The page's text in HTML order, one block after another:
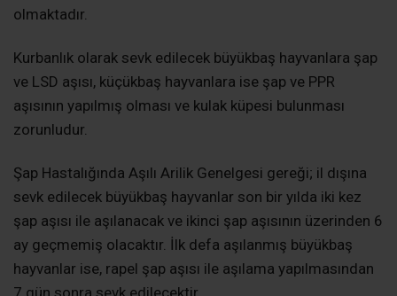
olmaktadır.
Kurbanlık olarak sevk edilecek büyükbaş hayvanlara şap
ve LSD aşısı, küçükbaş hayvanlara ise şap ve PPR
aşısının yapılmış olması ve kulak küpesi bulunması
zorunludur.
Şap Hastalığında Aşılı Arilik Genelgesi gereği; il dışına
sevk edilecek büyükbaş hayvanlar son bir yılda iki kez
şap aşısı ile aşılanacak ve ikinci şap aşısının üzerinden 6
ay geçmemiş olacaktır. İlk defa aşılanmış büyükbaş
hayvanlar ise, rapel şap aşısı ile aşılama yapılmasından
7 gün sonra sevk edilecektir.